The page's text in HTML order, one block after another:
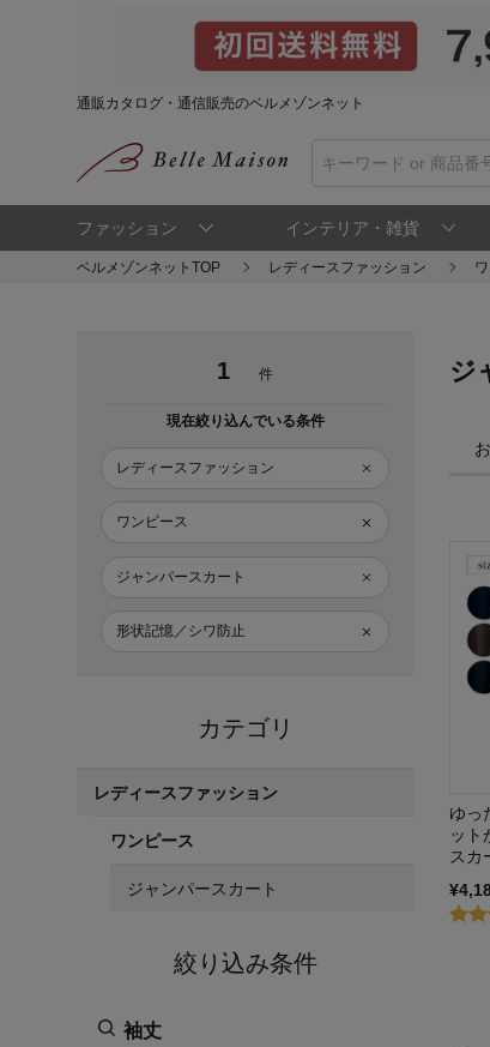
通販カタログ・通信販売のベルメゾンネット
ファッション インテリア・雑貨
ベルメゾンネットTOP レディースファッション
1 件
現在絞り込んでいる条件
レディースファッション
ワンピース
ジャンパースカート
形状記憶／シワ防止
カテゴリ
レディースファッション
ワンピース
ジャンパースカート
絞り込み条件
袖丈
ジ
ゆっ
ット
スカ